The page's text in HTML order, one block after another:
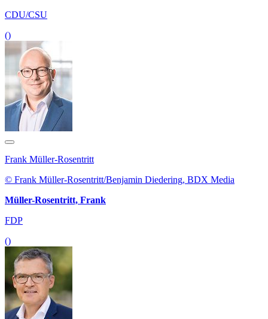
CDU/CSU
()
Frank Müller-Rosentritt
© Frank Müller-Rosentritt/Benjamin Diedering, BDX Media
Müller-Rosentritt, Frank
FDP
()